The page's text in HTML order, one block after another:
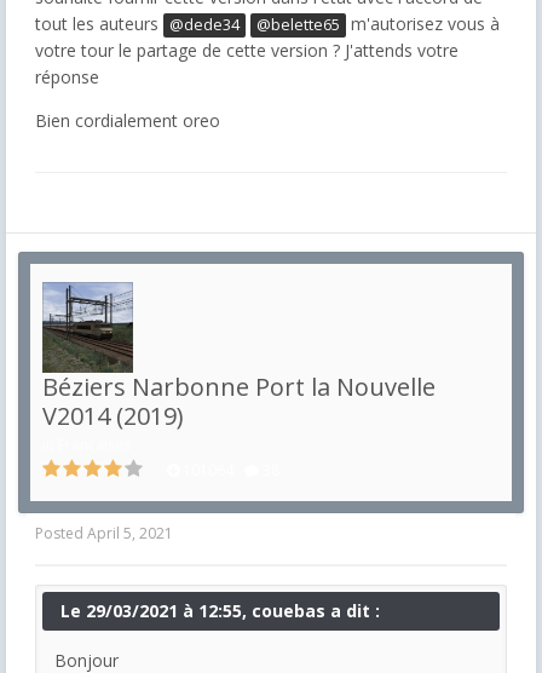
tout les auteurs
@dede34 @belette65 m'autorisez vous à
votre tour le partage de cette version ? J'attends votre
réponse
Bien cordialement oreo
Béziers Narbonne Port la Nouvelle
V2014 (2019)
Posted April 5, 2021
Le 29/03/2021 à 12:55, couebas a dit :
Bonjour